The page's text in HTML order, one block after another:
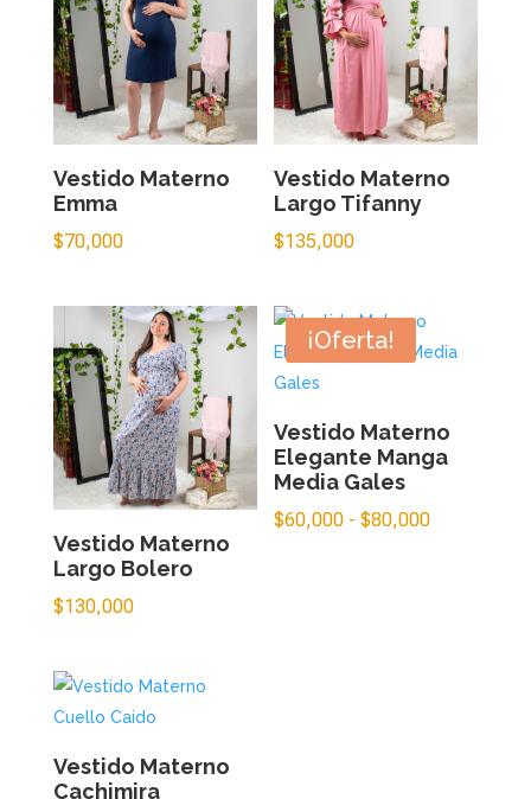
Vestido Materno
Emma
$70,000
Vestido Materno
Largo Tifanny
$135,000
Vestido Materno
Largo Bolero
$130,000
¡Oferta!
Vestido Materno
Elegante Manga
Media Gales
$60,000 - $80,000Rango
Vestido Materno
Cachimira